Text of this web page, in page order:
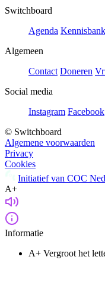
Switchboard
Agenda Kennisbank
Algemeen
Contact Doneren
Social media
Instagram Facebook
© Switchboard
Algemene voorwaarden
Privacy
Cookies
Initiatief van COC
A+
Informatie
A+ Vergroot het